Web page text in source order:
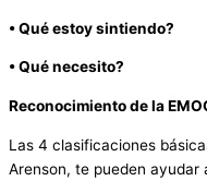
• Qué estoy sintiendo?
• Qué necesito?
Reconocimiento de la
Las 4 clasificaciones
Arenson, te pueden ayudar